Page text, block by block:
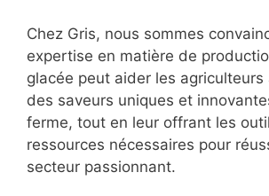
Chez Gris, nous sommes
expertise en matière de
glacée peut aider les agriculteurs
des saveurs uniques et
ferme, tout en leur offrant les
ressources nécessaires pour
secteur passionnant.